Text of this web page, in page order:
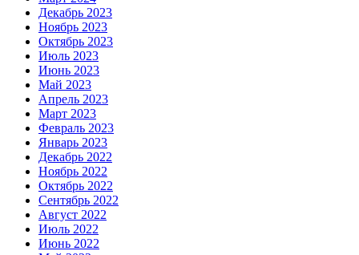
Декабрь 2023
Ноябрь 2023
Октябрь 2023
Июль 2023
Июнь 2023
Май 2023
Апрель 2023
Март 2023
Февраль 2023
Январь 2023
Декабрь 2022
Ноябрь 2022
Октябрь 2022
Сентябрь 2022
Август 2022
Июль 2022
Июнь 2022